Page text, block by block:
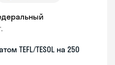
TEFL/TESOL на 250